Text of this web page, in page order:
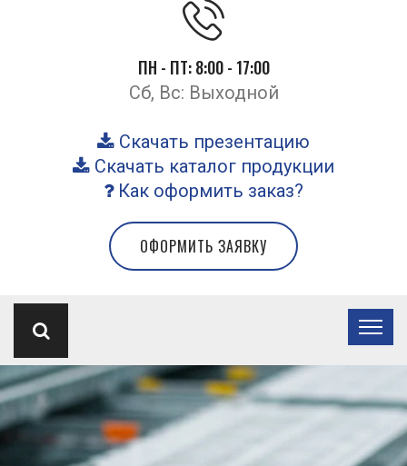
ПН - ПТ: 8:00 - 17:00
Сб, Вс: Выходной
Скачать презентацию
Скачать каталог продукции
Как оформить заказ?
ОФОРМИТЬ ЗАЯВКУ